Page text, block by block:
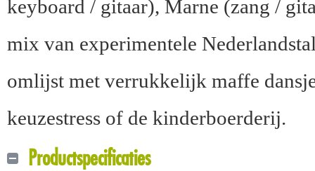
keyboard / gitaar), Marne (zang /
mix van experimentele
omlijst met verrukkelijk maffe
keuzestress of de kinderboerderij.
Productspecificaties